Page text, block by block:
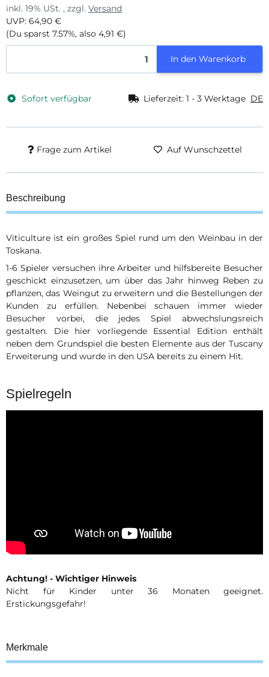
inkl. 19% USt. , zzgl. Versand
UVP: 64,90 €
(Du sparst 7.57%, also 4,91 €)
In den Warenkorb
Sofort verfügbar Lieferzeit: 1 - 3 Werktage DE
Frage zum Artikel Auf Wunschzettel
Beschreibung
Viticulture ist ein großes Spiel rund um den Weinbau in der
Toskana.
1-6 Spieler versuchen ihre Arbeiter und hilfsbereite Besucher
geschickt einzusetzen, um über das Jahr hinweg Reben zu
pflanzen, das Weingut zu erweitern und die Bestellungen der
Kunden zu erfüllen. Nebenbei schauen immer wieder
Besucher vorbei, die jedes Spiel abwechslungsreich
gestalten. Die hier vorliegende Essential Edition enthält
neben dem Grundspiel die besten Elemente aus der Tuscany
Erweiterung und wurde in den USA bereits zu einem Hit.
Spielregeln
Achtung! - Wichtiger Hinweis
Nicht für Kinder unter 36 Monaten geeignet.
Erstickungsgefahr!
Merkmale